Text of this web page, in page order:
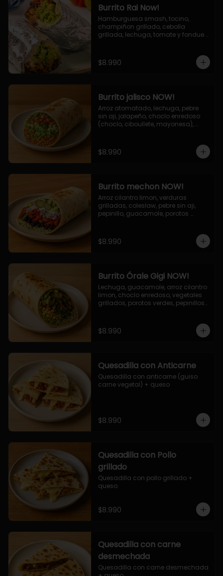
Burrito Rai Now!
Hamburguesa smash, tocino,
champiñon grillado, cebolla
grillada, lechuga, tomate y fondue
$8.990
Burrito jalisco NOW!
Arroz atomatado, lechuga, pebre
sin aji, jalapeño, choclo enredoso
(choclo, ciboullete, mayonesa),
$8.990
Burrito mechon NOW!
Arroz cilantro limon, verduras
grilladas, coleslaw, pebre sin aji,
pepinillo, guacamole, porotos
$8.990
Burrito Órale Gigi NOW!
Lechuga, guacamole, arroz cilantro
limon, choclo enredoso, vegetales
grillados, porotos verdes, pepinillos
$8.990
Quesadilla con Anticarne
Quesadilla con anticarne (guiso
carne vegetal) + queso
$8.990
Quesadilla con Pollo
grillado
Quesadilla con pollo grillado +
queso.
$8.990
Quesadilla con carne
desmechada
Quesadilla con carne desmechada